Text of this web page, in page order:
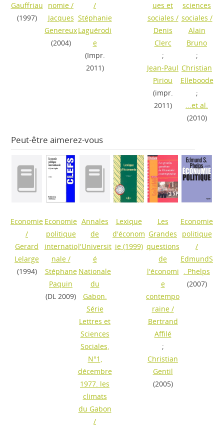
Gauffriau
(1997)
nomie /
Jacques
Genereux
(2004)
/
Stéphanie
Laguérodi
e
(Impr.
2011)
ues et
sociales /
Denis
Clerc
;
Jean-Paul
Piriou
(impr.
2011)
sciences
sociales /
Alain
Bruno
;
Christian
Elleboode
;
...et al.
(2010)
Peut-être aimerez-vous
Economie
/
Gerard
Lelarge
(1994)
Economie
politique
internatio
nale/
Stéphane
Paquin
(DL 2009)
Annales
de
l'Universit
é
Nationale
du
Gabon.
Série
Lettres et
Sciences
Sociales,
N°1,
décembre
1977. les
climats
du Gabon
/
Lexique
d'économ
ie(1999)
Les
Grandes
questions
de
l'économi
e
contempo
raine/
Bertrand
Affilé
;
Christian
Gentil
(2005)
Economie
politique
/
EdmundS
. Phelps
(2007)